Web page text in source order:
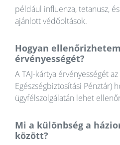
például influenza, tetanusz,
ajánlott védőoltások.
Hogyan
érvényességét?
A TAJ-kártya érvényességét
Egészségbiztosítási Pénztár)
ügyfélszolgálatán lehet
Mi a különbség a
között?